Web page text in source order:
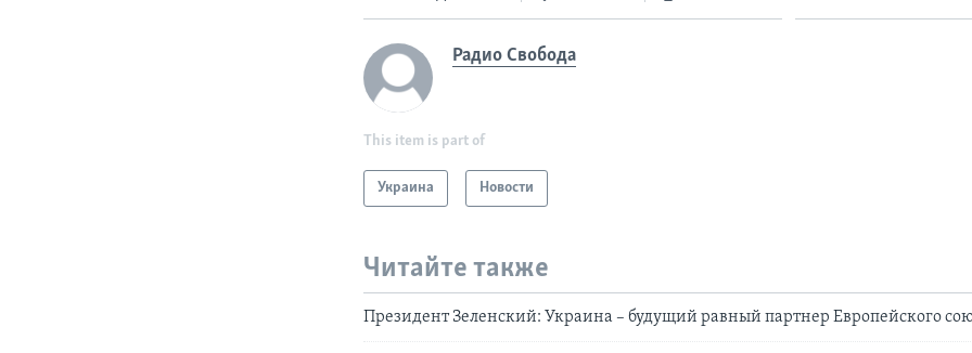
Радио Свобода
This item is part of
Украина Новости
Читайте также
Президент Зеленский: Украина – будущий равный партнер Европейского